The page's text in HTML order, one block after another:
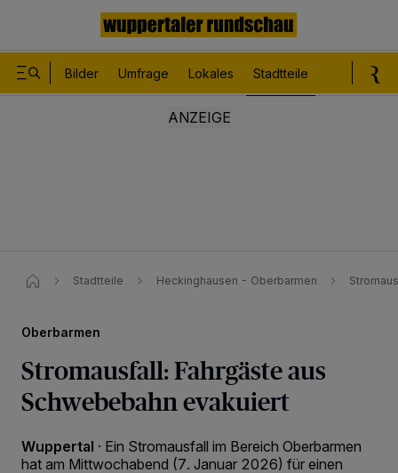
Bilder Umfrage Lokales Stadtteile
Stadtteile Heckinghausen - Oberbarmen
Oberbarmen
Stromausfall: Fahrgäste aus
Schwebebahn evakuiert
Wuppertal · Ein Stromausfall im Bereich Oberbarmen
hat am Mittwochabend (7. Januar 2026) für einen